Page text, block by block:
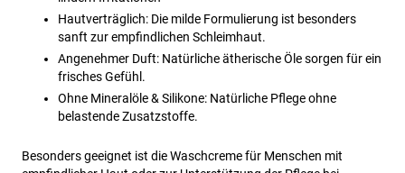
Hautverträglich: Die milde Formulierung ist besonders
sanft zur empfindlichen Schleimhaut.
Angenehmer Duft: Natürliche ätherische Öle sorgen für ein
frisches Gefühl.
Ohne Mineralöle & Silikone: Natürliche Pflege ohne
belastende Zusatzstoffe.
Besonders geeignet ist die Waschcreme für Menschen mit